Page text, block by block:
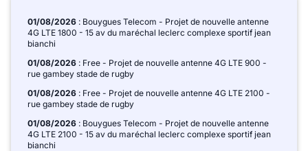
01/08/2026 : Bouygues Telecom - Projet de nouvelle antenne
4G LTE 1800 - 15 av du maréchal leclerc complexe sportif jean
bianchi
01/08/2026 : Free - Projet de nouvelle antenne 4G LTE 900 -
rue gambey stade de rugby
01/08/2026 : Free - Projet de nouvelle antenne 4G LTE 2100 -
rue gambey stade de rugby
01/08/2026 : Bouygues Telecom - Projet de nouvelle antenne
4G LTE 2100 - 15 av du maréchal leclerc complexe sportif jean
bianchi